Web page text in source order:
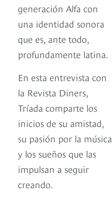
generación Alfa con
una identidad sonora
que es, ante todo,
profundamente latina.
En esta entrevista con
la Revista Diners,
Tríada comparte los
inicios de su amistad,
su pasión por la música
y los sueños que las
impulsan a seguir
creando.